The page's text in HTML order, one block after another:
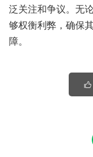
泛关注和争议。无
够权衡利弊，确保
障。
